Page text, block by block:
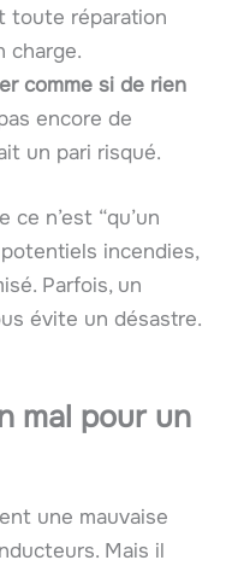
toute réparation
charge.
comme si de rien
encore de
un pari risqué.
n’est “qu’un
incendies,
Parfois, un
évite un désastre.
mal pour un
une mauvaise
Mais il